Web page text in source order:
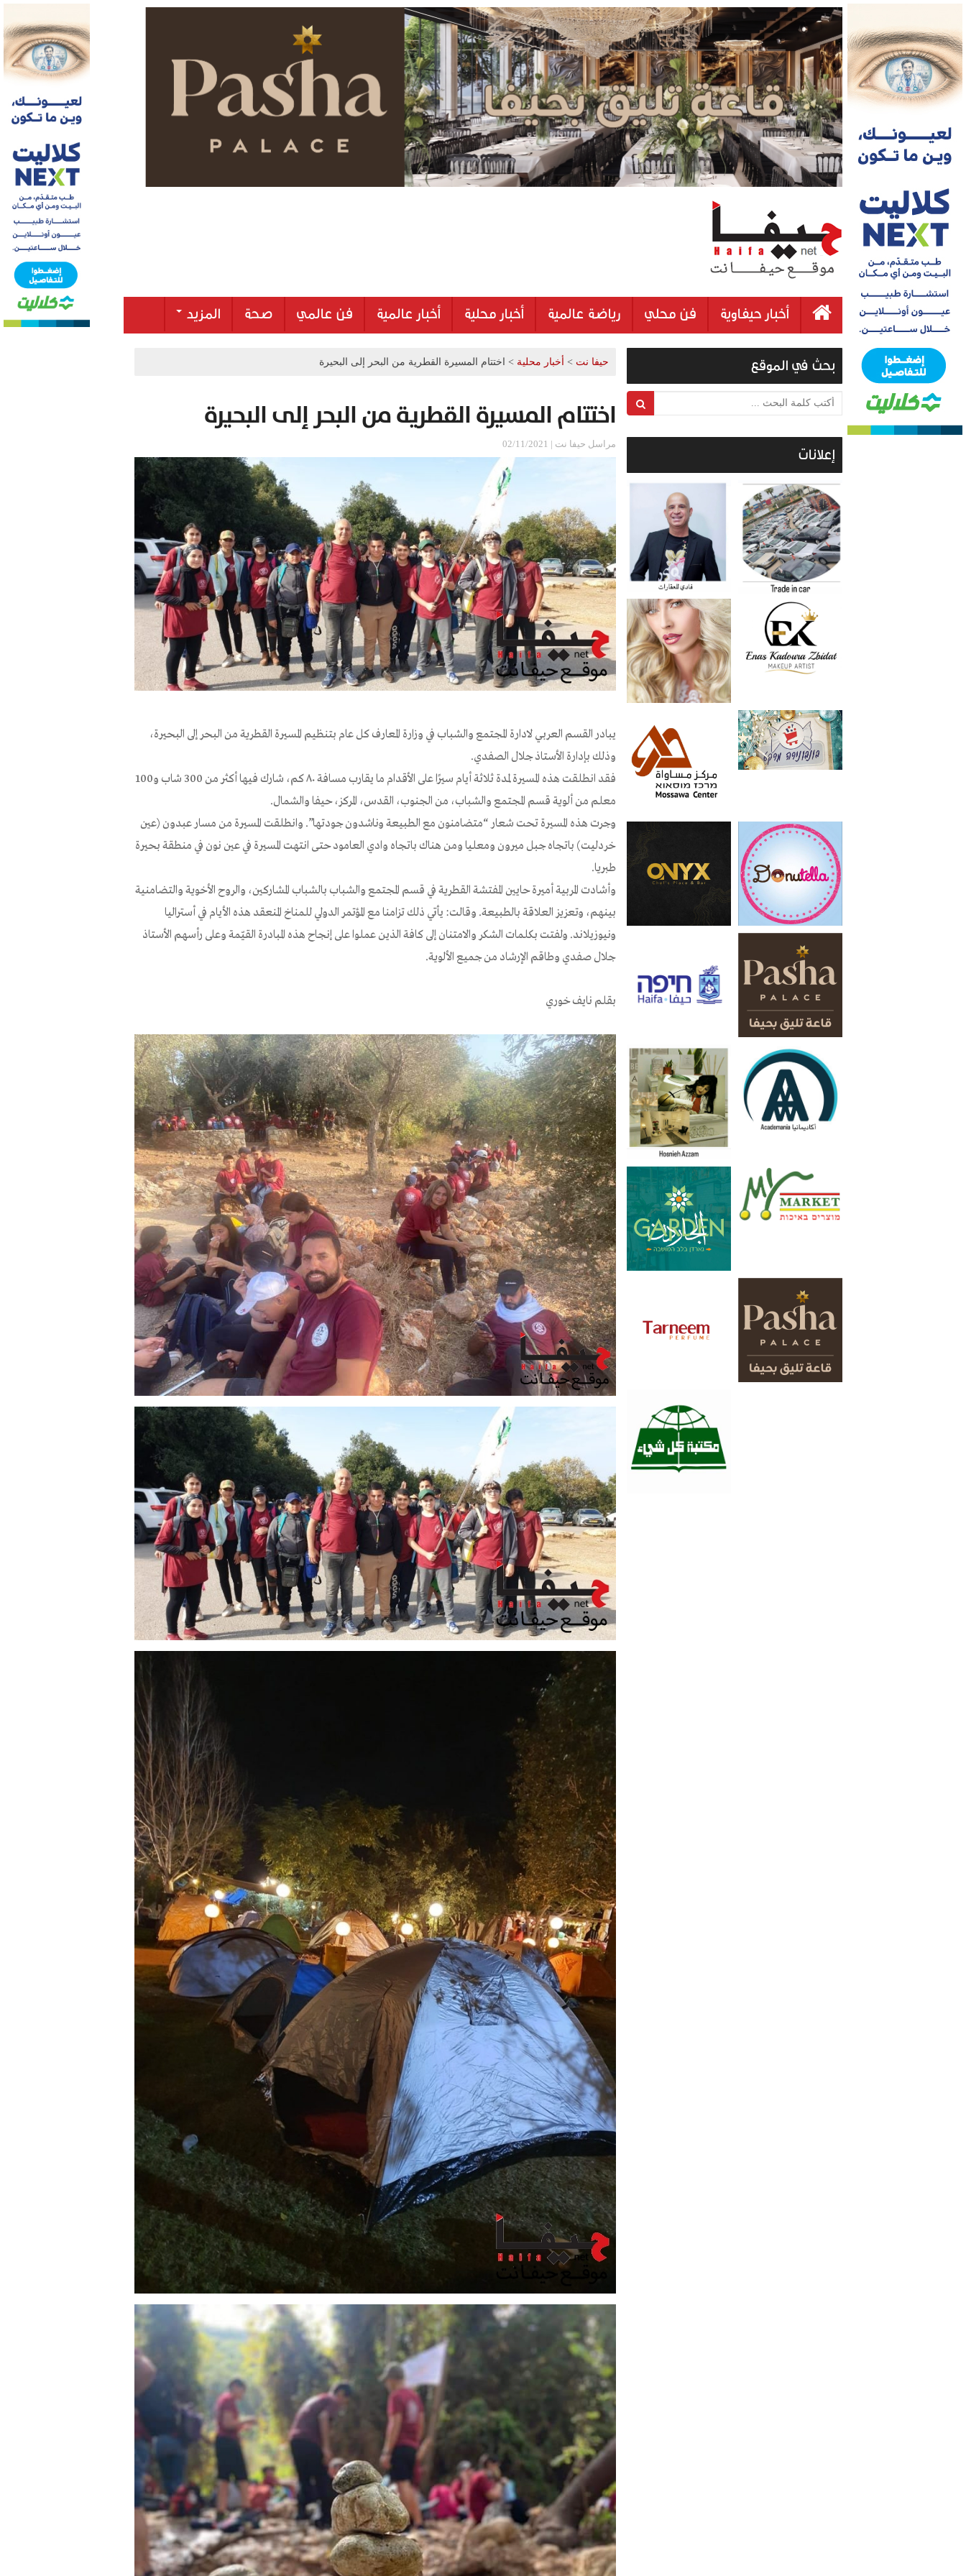
أخبار حيفاوية فن محلي رياضة عالمية أخبار محلية أخبار عالمية فن عالمي صحة المزيد
حيفا نت > أخبار محلية > اختتام المسيرة القطرية من البحر إلى البحيرة
اختتام المسيرة القطرية من البحر إلى البحيرة
مراسل حيفا نت | 02/11/2021
يبادر القسم العربي لادارة المجتمع والشباب في وزارة المعارف كل عام بتنظيم المسيرة القطرية من البحر إلى البحيرة،
وذلك بإدارة الأستاذ جلال الصفدي.
فقد انطلقت هذه المسيرة لمدة ثلاثة أيام سيرًا على الأقدام ما يقارب مسافة ٨٠ كم، شارك فيها أكثر من 300 شاب و100
معلم من ألوية قسم المجتمع والشباب، من الجنوب، القدس، المركز، حيفا والشمال.
وجرت هذه المسيرة تحت شعار “متضامنون مع الطبيعة وناشدون جودتها”. وانطلقت المسيرة من مسار عبدون (عين
خردليت) باتجاه جبل ميرون ومعليا ومن هناك باتجاه وادي العامود حتى انتهت المسيرة في عين نون في منطقة بحيرة
طبريا.
وأشادت المربية أميرة حايين المفتشة القطرية في قسم المجتمع والشباب بالشباب المشاركين، والروح الأخوية والتضامنية
بينهم، وتعزيز العلاقة بالطبيعة. وقالت: يأتي ذلك تزامنا مع المؤتمر الدولي للمناخ المنعقد هذه الأيام في أستراليا
ونيوزيلاند. ولفتت بكلمات الشكر والامتنان إلى كافة الذين عملوا على إنجاح هذه المبادرة القيّمة وعلى رأسهم الأستاذ
جلال صفدي وطاقم الإرشاد من جميع الألوية.
بقلم نايف خوري
بحث في الموقع
أكتب كلمة البحث ...
إعلانات